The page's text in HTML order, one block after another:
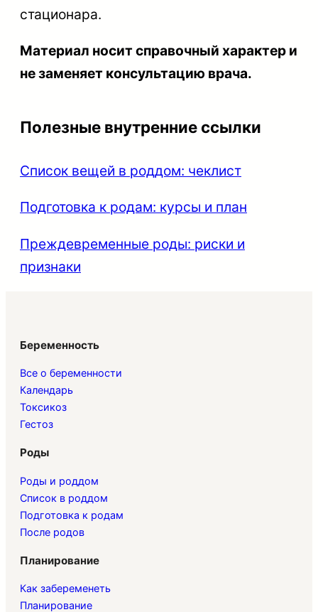
стационара.
Материал носит справочный характер и
не заменяет консультацию врача.
Полезные внутренние ссылки
Список вещей в роддом: чеклист
Подготовка к родам: курсы и план
Преждевременные роды: риски и
признаки
Беременность
Все о беременности
Календарь
Токсикоз
Гестоз
Роды
Роды и роддом
Список в роддом
Подготовка к родам
После родов
Планирование
Как забеременеть
Планирование